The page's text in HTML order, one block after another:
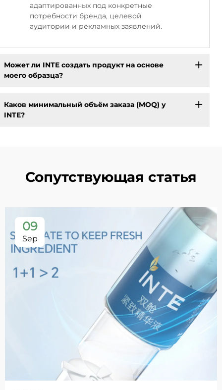
адаптированных под конкретные
потребности бренда, целевой
аудитории и рекламных заявлений.
Может ли INTE создать продукт на основе
моего образца?
Каков минимальный объём заказа (MOQ) у
INTE?
Сопутствующая статья
09
Sep